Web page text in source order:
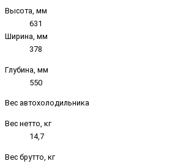
Высота, мм
631
Ширина, мм
378
Глубина, мм
550
Вес автохолодильника
Вес нетто, кг
14,7
Вес брутто, кг